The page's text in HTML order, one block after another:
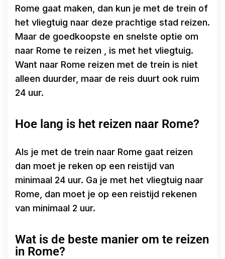
Rome gaat maken, dan kun je met de trein of
het vliegtuig naar deze prachtige stad reizen.
Maar de goedkoopste en snelste optie om
naar Rome te reizen , is met het vliegtuig.
Want naar Rome reizen met de trein is niet
alleen duurder, maar de reis duurt ook ruim
24 uur.
Hoe lang is het reizen naar Rome?
Als je met de trein naar Rome gaat reizen
dan moet je reken op een reistijd van
minimaal 24 uur. Ga je met het vliegtuig naar
Rome, dan moet je op een reistijd rekenen
van minimaal 2 uur.
Wat is de beste manier om te reizen
in Rome?